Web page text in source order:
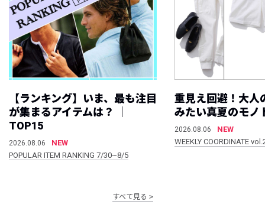
【ランキング】いま、最も注目
が集まるアイテムは？ ｜
TOP15
2026.08.06
NEW
POPULAR ITEM RANKING 7/30~8/5
重見え回避！大人
みたい真夏のモノ
2026.08.06
NEW
WEEKLY COORDINATE
すべて見る